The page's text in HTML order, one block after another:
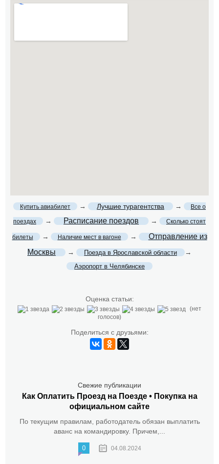
Купить авиабилет → Лучшие турагентства → Все о
поездах → Расписание поездов → Сколько стоят
билеты → Наличие мест в вагоне →
Отправление из
Москвы
→ Поезда в Ярославской области →
Аэропорт в Челябинске
Оценка статьи:
(нет
голосов)
Поделиться с друзьями:
Свежие публикации
Как Оплатить Проезд на Поезде • Покупка на
официальном сайте
По текущим правилам, работодатель обязан выплатить
аванс на командировку. Причем,...
0 04.08.2024